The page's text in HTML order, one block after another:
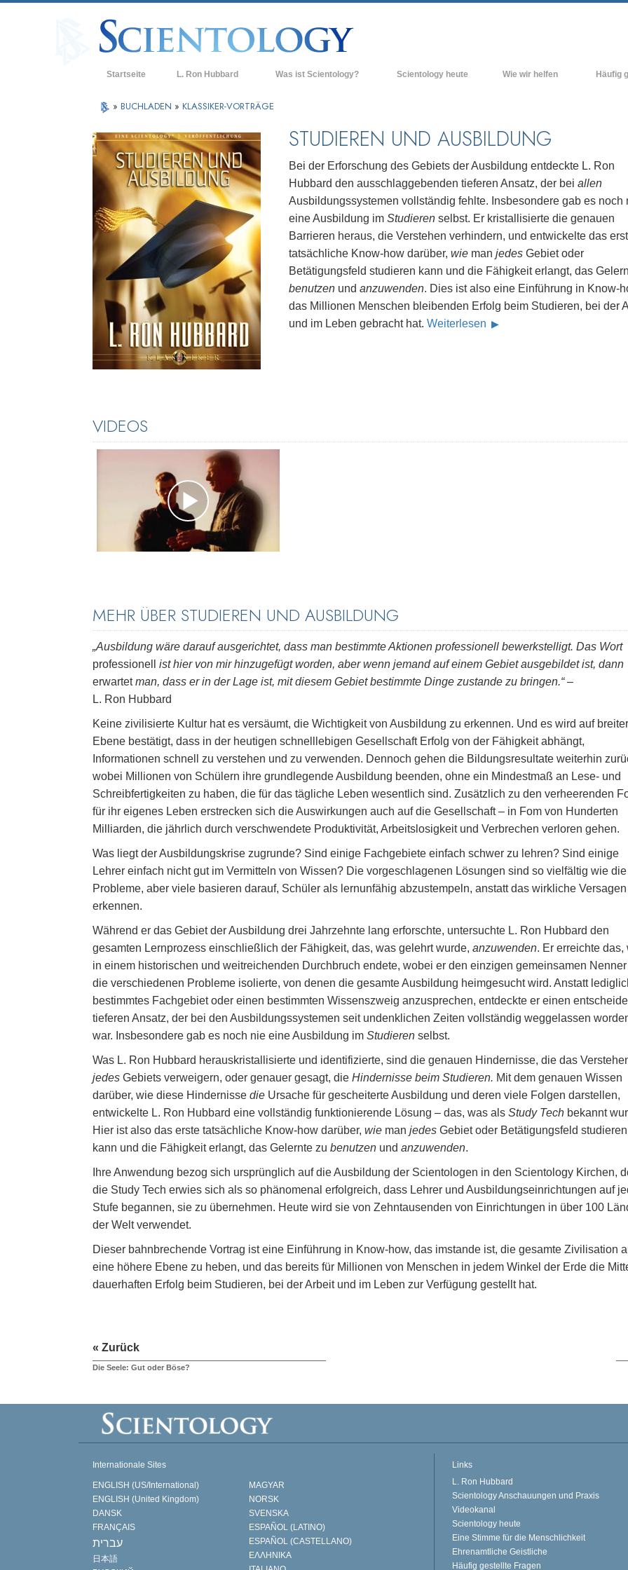
Startseite L. Ron Hubbard Was ist Scientology?
Lernen Sie einen Scientologen kennen
Innerhalb einer Scientology Kirche
Die Grundprinzipien der Scientology
Eine Einführung in die Dianetik
Liebe und Hass – Was ist Größe?
Scientology heute
Flag Land Base
Freewinds
Scientology für die Welt
David Miscavige - Das kirchliche
Oberhaupt der Scientology
Wie wir helfen Häufig
Die
» BUCHLADEN » KLASSIKER-VORTRÄGE
STUDIEREN UND AUSBILDUNG
Bei der Erforschung des Gebiets der Ausbildung entdeckte L. Ron
Hubbard den ausschlaggebenden tieferen Ansatz, der bei allen
Ausbildungssystemen vollständig fehlte. Insbesondere gab es noch
eine Ausbildung im Studieren selbst. Er kristallisierte die genauen
Barrieren heraus, die Verstehen verhindern, und entwickelte das
tatsächliche Know-how darüber, wie man jedes Gebiet oder
Betätigungsfeld studieren kann und die Fähigkeit erlangt, das
benutzen und anzuwenden. Dies ist also eine Einführung in Know-
das Millionen Menschen bleibenden Erfolg beim Studieren, bei der
und im Leben gebracht hat. Weiterlesen
VIDEOS
MEHR ÜBER STUDIEREN UND AUSBILDUNG
„Ausbildung wäre darauf ausgerichtet, dass man bestimmte Aktionen professionell bewerkstelligt. Das Wort
professionell
ist hier von mir hinzugefügt worden, aber wenn jemand auf einem Gebiet ausgebildet ist, dann
erwartetman, dass er in der Lage ist, mit diesem Gebiet bestimmte Dinge zustande zu bringen.“–
L. Ron Hubbard
Keine zivilisierte Kultur hat es versäumt, die Wichtigkeit von Ausbildung zu erkennen. Und es wird auf breiter
Ebene bestätigt, dass in der heutigen schnelllebigen Gesellschaft Erfolg von der Fähigkeit abhängt,
Informationen schnell zu verstehen und zu verwenden. Dennoch gehen die Bildungsresultate weiterhin
wobei Millionen von Schülern ihre grundlegende Ausbildung beenden, ohne ein Mindestmaß an Lese- und
Schreibfertigkeiten zu haben, die für das tägliche Leben wesentlich sind. Zusätzlich zu den verheerenden
für ihr eigenes Leben erstrecken sich die Auswirkungen auch auf die Gesellschaft – in Fom von Hunderten
Milliarden, die jährlich durch verschwendete Produktivität, Arbeitslosigkeit und Verbrechen verloren gehen.
Was liegt der Ausbildungskrise zugrunde? Sind einige Fachgebiete einfach schwer zu lehren? Sind einige
Lehrer einfach nicht gut im Vermitteln von Wissen? Die vorgeschlagenen Lösungen sind so vielfältig wie die
Probleme, aber viele basieren darauf, Schüler als lernunfähig abzustempeln, anstatt das wirkliche Versagen
erkennen.
Während er das Gebiet der Ausbildung drei Jahrzehnte lang erforschte, untersuchte L. Ron Hubbard den
gesamten Lernprozess einschließlich der Fähigkeit, das, was gelehrt wurde, anzuwenden. Er erreichte das,
in einem historischen und weitreichenden Durchbruch endete, wobei er den einzigen gemeinsamen Nenner
die verschiedenen Probleme isolierte, von denen die gesamte Ausbildung heimgesucht wird. Anstatt
bestimmtes Fachgebiet oder einen bestimmten Wissenszweig anzusprechen, entdeckte er einen
tieferen Ansatz, der bei den Ausbildungssystemen seit undenklichen Zeiten vollständig weggelassen
war. Insbesondere gab es noch nie eine Ausbildung im Studieren selbst.
Was L. Ron Hubbard herauskristallisierte und identifizierte, sind die genauen Hindernisse, die das
jedes Gebiets verweigern, oder genauer gesagt, die Hindernisse beim Studieren. Mit dem genauen Wissen
darüber, wie diese Hindernisse die Ursache für gescheiterte Ausbildung und deren viele Folgen darstellen,
entwickelte L. Ron Hubbard eine vollständig funktionierende Lösung – das, was als Study Tech bekannt
Hier ist also das erste tatsächliche Know-how darüber, wie man jedes Gebiet oder Betätigungsfeld studieren
kann und die Fähigkeit erlangt, das Gelernte zu benutzen und anzuwenden.
Ihre Anwendung bezog sich ursprünglich auf die Ausbildung der Scientologen in den Scientology Kirchen,
die Study Tech erwies sich als so phänomenal erfolgreich, dass Lehrer und Ausbildungseinrichtungen auf
Stufe begannen, sie zu übernehmen. Heute wird sie von Zehntausenden von Einrichtungen in über 100
der Welt verwendet.
Dieser bahnbrechende Vortrag ist eine Einführung in Know-how, das imstande ist, die gesamte Zivilisation
eine höhere Ebene zu heben, und das bereits für Millionen von Menschen in jedem Winkel der Erde die
dauerhaften Erfolg beim Studieren, bei der Arbeit und im Leben zur Verfügung gestellt hat.
« Zurück
Die Seele: Gut oder Böse?
Internationale Sites
ENGLISH (US/International)
ENGLISH (United Kingdom)
DANSK
FRANÇAIS
עברית
日本語
MAGYAR
NORSK
SVENSKA
ESPAÑOL (LATINO)
ESPAÑOL (CASTELLANO)
ΕΛΛΗΝΙΚA
Links
L. Ron Hubbard
Scientology Anschauungen und Praxis
Videokanal
Scientology heute
Eine Stimme für die Menschlichkeit
Ehrenamtliche Geistliche
Häufig gestellte Fragen